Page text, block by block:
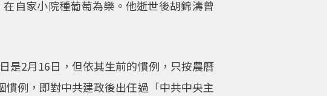
自家小院種葡萄為樂。他逝世後胡錦濤曾
是2月16日，但依其生前的慣例，只按農曆
例，即對中共建政後出任過「中共中央主